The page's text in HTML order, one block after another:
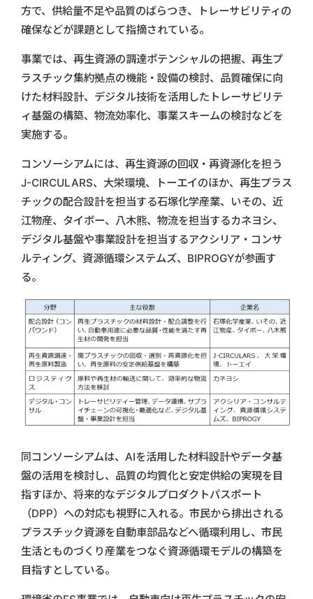
方で、供給量不足や品質のばらつき、トレーサビリティの
確保などが課題として指摘されている。
事業では、再生資源の調達ポテンシャルの把握、再生プ
ラスチック集約拠点の機能・設備の検討、品質確保に向
けた材料設計、デジタル技術を活用したトレーサビリテ
ィ基盤の構築、物流効率化、事業スキームの検討などを
実施する。
コンソーシアムには、再生資源の回収・再資源化を担う
J-CIRCULARS、大栄環境、トーエイのほか、再生プラス
チックの配合設計を担当する石塚化学産業、いその、近
江物産、タイボー、八木熊、物流を担当するカネヨシ、
デジタル基盤や事業設計を担当するアクシリア・コンサ
ルティング、資源循環システムズ、BIPROGYが参画す
る。
同コンソーシアムは、AIを活用した材料設計やデータ基
盤の活用を検討し、品質の均質化と安定供給の実現を目
指すほか、将来的なデジタルプロダクトパスポート
（DPP）への対応も視野に入れる。市民から排出される
プラスチック資源を自動車部品などへ循環利用し、市民
生活とものづくり産業をつなぐ資源循環モデルの構築を
目指すとしている。